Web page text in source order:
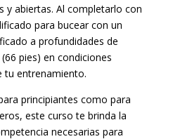
y abiertas. Al completarlo con
para bucear con un
a profundidades de
pies) en condiciones
tu entrenamiento.
principiantes como para
este curso te brinda la
necesarias para